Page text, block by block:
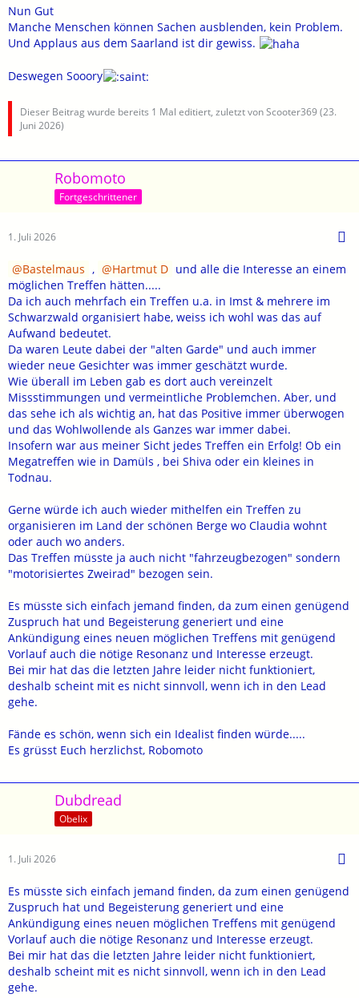
Nun Gut
Manche Menschen können Sachen ausblenden, kein Problem.
Und Applaus aus dem Saarland ist dir gewiss.
Deswegen Sooory
Dieser Beitrag wurde bereits 1 Mal editiert, zuletzt von Scooter369 (23.
Juni 2026)
Robomoto
Fortgeschrittener
1. Juli 2026
Bastelmaus , Hartmut D und alle die Interesse an einem
möglichen Treffen hätten.....
Da ich auch mehrfach ein Treffen u.a. in Imst & mehrere im
Schwarzwald organisiert habe, weiss ich wohl was das auf
Aufwand bedeutet.
Da waren Leute dabei der "alten Garde" und auch immer
wieder neue Gesichter was immer geschätzt wurde.
Wie überall im Leben gab es dort auch vereinzelt
Missstimmungen und vermeintliche Problemchen. Aber, und
das sehe ich als wichtig an, hat das Positive immer überwogen
und das Wohlwollende als Ganzes war immer dabei.
Insofern war aus meiner Sicht jedes Treffen ein Erfolg! Ob ein
Megatreffen wie in Damüls , bei Shiva oder ein kleines in
Todnau.
Gerne würde ich auch wieder mithelfen ein Treffen zu
organisieren im Land der schönen Berge wo Claudia wohnt
oder auch wo anders.
Das Treffen müsste ja auch nicht "fahrzeugbezogen" sondern
"motorisiertes Zweirad" bezogen sein.
Es müsste sich einfach jemand finden, da zum einen genügend
Zuspruch hat und Begeisterung generiert und eine
Ankündigung eines neuen möglichen Treffens mit genügend
Vorlauf auch die nötige Resonanz und Interesse erzeugt.
Bei mir hat das die letzten Jahre leider nicht funktioniert,
deshalb scheint mit es nicht sinnvoll, wenn ich in den Lead
gehe.
Fände es schön, wenn sich ein Idealist finden würde.....
Es grüsst Euch herzlichst, Robomoto
Dubdread
Obelix
1. Juli 2026
Es müsste sich einfach jemand finden, da zum einen genügend
Zuspruch hat und Begeisterung generiert und eine
Ankündigung eines neuen möglichen Treffens mit genügend
Vorlauf auch die nötige Resonanz und Interesse erzeugt.
Bei mir hat das die letzten Jahre leider nicht funktioniert,
deshalb scheint mit es nicht sinnvoll, wenn ich in den Lead
gehe.